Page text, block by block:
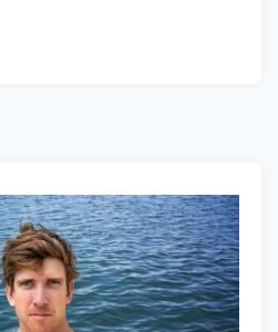
ZUKUNFT
DER
ÄLTESTEN
SPORT
TROPHÄE